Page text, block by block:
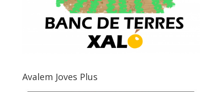
Avalem Joves Plus